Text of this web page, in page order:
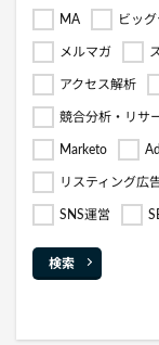
MA ビッ
メルマガ
アクセス解析
競合分析・リサ
Marketo
リスティング広
SNS運営
検索